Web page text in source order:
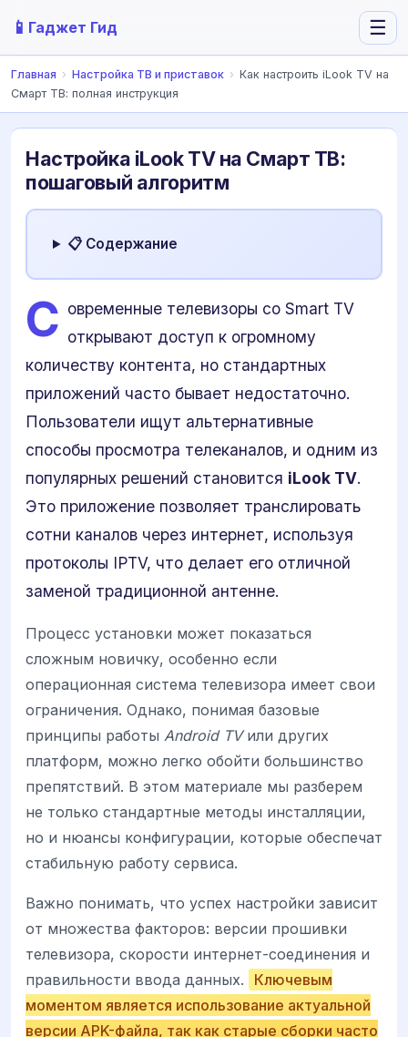
📱 Гаджет Гид ☰
Главная › Настройка ТВ и приставок › Как настроить iLook TV на
Смарт ТВ: полная инструкция
Настройка iLook TV на Смарт ТВ:
пошаговый алгоритм
📋 Содержание
С овременные телевизоры со Smart TV
открывают доступ к огромному
количеству контента, но стандартных
приложений часто бывает недостаточно.
Пользователи ищут альтернативные
способы просмотра телеканалов, и одним из
популярных решений становится iLook TV.
Это приложение позволяет транслировать
сотни каналов через интернет, используя
протоколы IPTV, что делает его отличной
заменой традиционной антенне.
Процесс установки может показаться
сложным новичку, особенно если
операционная система телевизора имеет свои
ограничения. Однако, понимая базовые
принципы работы Android TVили других
платформ, можно легко обойти большинство
препятствий. В этом материале мы разберем
не только стандартные методы инсталляции,
но и нюансы конфигурации, которые обеспечат
стабильную работу сервиса.
Важно понимать, что успех настройки зависит
от множества факторов: версии прошивки
телевизора, скорости интернет-соединения и
правильности ввода данных.
Ключевым
моментом является использование актуальной
версии APK-файла, так как старые сборки часто